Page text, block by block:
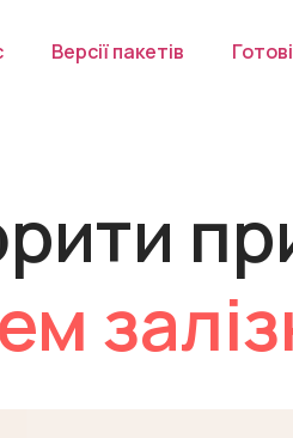
Версії пакетів